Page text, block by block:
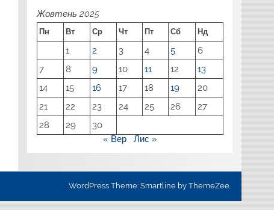
Жовтень 2025
Пн Вт Ср Чт Пт Сб Нд
1 2 3 4 5
6
7
8 9 10 11 12
13
14
15 16 17 18 19
20
21
22 23 24 25 26
27
28
29
30
« Вер
Лис »
WordPress Theme: Smartline by ThemeZee.